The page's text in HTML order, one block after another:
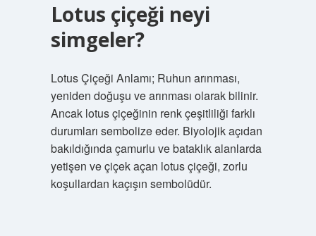
Lotus çiçeği neyi
simgeler?
Lotus Çiçeği Anlamı; Ruhun arınması,
yeniden doğuşu ve arınması olarak bilinir.
Ancak lotus çiçeğinin renk çeşitliliği farklı
durumları sembolize eder. Biyolojik açıdan
bakıldığında çamurlu ve bataklık alanlarda
yetişen ve çiçek açan lotus çiçeği, zorlu
koşullardan kaçışın sembolüdür.